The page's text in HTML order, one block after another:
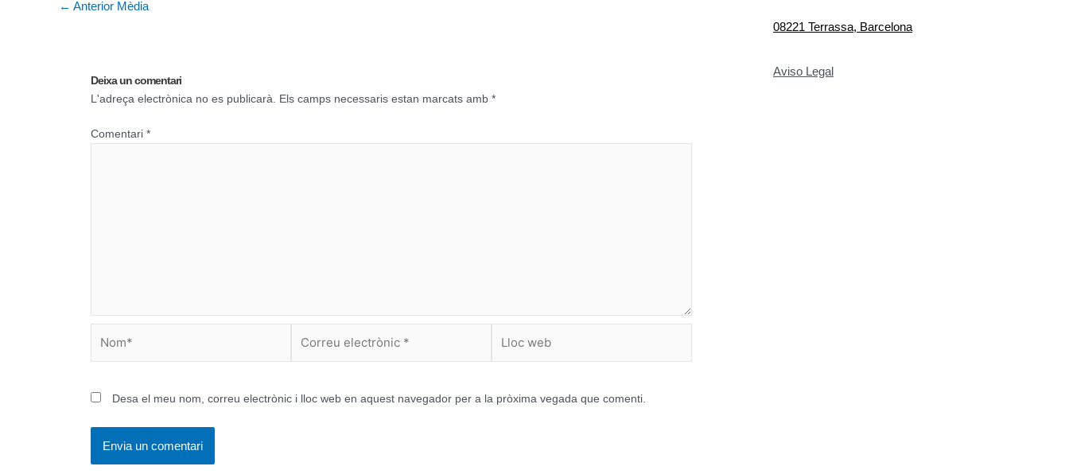
← Anterior Mèdia
Deixa un comentari
L'adreça electrònica no es publicarà.
Els camps necessaris estan marcats amb *
Comentari *
electrònic
web
Desa el meu nom, correu electrònic i lloc web en aquest navegador per a la pròxima vegada que comenti.
08221 Terrassa, Barcelona
Aviso Legal